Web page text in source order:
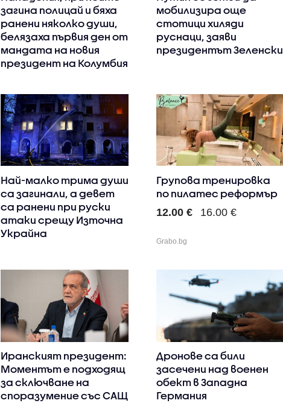
загина полицай и бяха
ранени няколко души,
белязаха първия ден от
мандата на новия
президент на Колумбия
мобилизира още
стотици хиляди
руснаци, заяви
президентът Зеленски
Най-малко трима души
са загинали, а девет
са ранени при руски
атаки срещу Източна
Украйна
Групова тренировка
по пилатес реформър
12.00 € 16.00 €
Grabo.bg
Иранският президент:
Моментът е подходящ
за сключване на
споразумение със САЩ
Дронове са били
засечени над военен
обект в Западна
Германия